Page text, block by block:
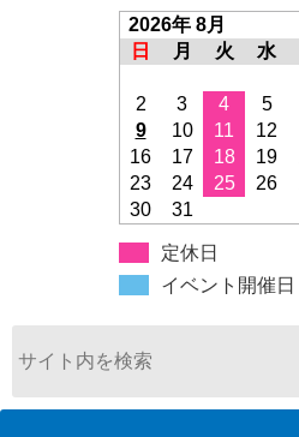
2026年 8月
日
月 火 水
2
3 4 5
9
10 11 12
16
17 18 19
23
24 25 26
30
31
定休日
イベント開催日